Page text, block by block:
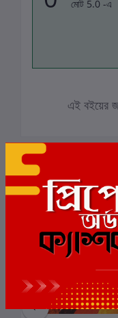
মোট 5.0 -এ
এই বইয়ের
সংশ্লিষ্ট বই